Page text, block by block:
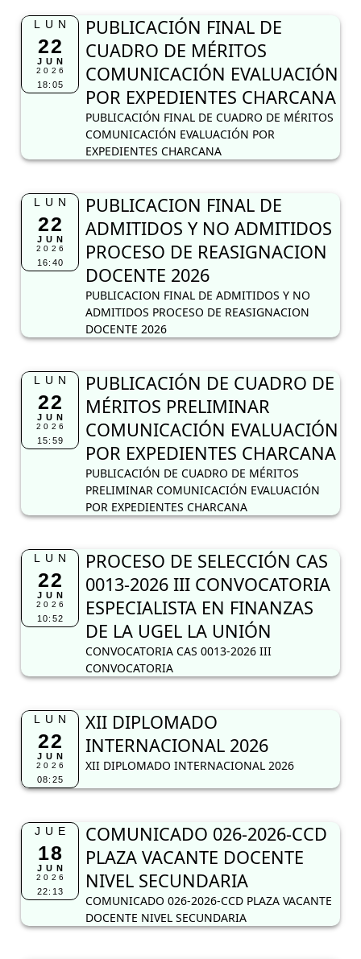
LUN
22
JUN
2026
18:05
PUBLICACIÓN FINAL DE
CUADRO DE MÉRITOS
COMUNICACIÓN EVALUACIÓN
POR EXPEDIENTES CHARCANA
PUBLICACIÓN FINAL DE CUADRO DE MÉRITOS
COMUNICACIÓN EVALUACIÓN POR
EXPEDIENTES CHARCANA
LUN
22
JUN
2026
16:40
PUBLICACION FINAL DE
ADMITIDOS Y NO ADMITIDOS
PROCESO DE REASIGNACION
DOCENTE 2026
PUBLICACION FINAL DE ADMITIDOS Y NO
ADMITIDOS PROCESO DE REASIGNACION
DOCENTE 2026
LUN
22
JUN
2026
15:59
PUBLICACIÓN DE CUADRO DE
MÉRITOS PRELIMINAR
COMUNICACIÓN EVALUACIÓN
POR EXPEDIENTES CHARCANA
PUBLICACIÓN DE CUADRO DE MÉRITOS
PRELIMINAR COMUNICACIÓN EVALUACIÓN
POR EXPEDIENTES CHARCANA
LUN
22
JUN
2026
10:52
PROCESO DE SELECCIÓN CAS
0013-2026 III CONVOCATORIA
ESPECIALISTA EN FINANZAS
DE LA UGEL LA UNIÓN
CONVOCATORIA CAS 0013-2026 III
CONVOCATORIA
LUN
22
JUN
2026
08:25
XII DIPLOMADO
INTERNACIONAL 2026
XII DIPLOMADO INTERNACIONAL 2026
JUE
18
JUN
2026
22:13
COMUNICADO 026-2026-CCD
PLAZA VACANTE DOCENTE
NIVEL SECUNDARIA
COMUNICADO 026-2026-CCD PLAZA VACANTE
DOCENTE NIVEL SECUNDARIA